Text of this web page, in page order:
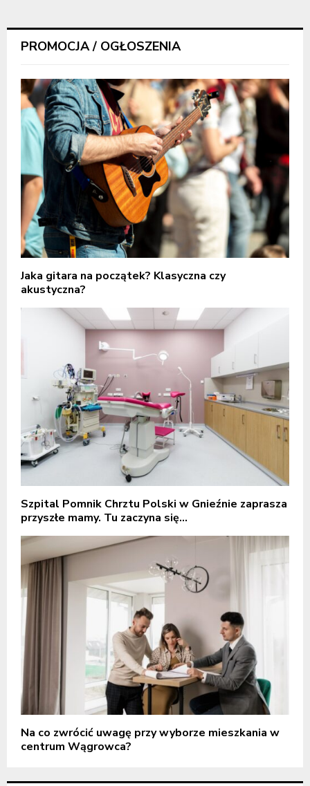
PROMOCJA / OGŁOSZENIA
Jaka gitara na początek? Klasyczna czy
akustyczna?
Szpital Pomnik Chrztu Polski w Gnieźnie zaprasza
przyszłe mamy. Tu zaczyna się...
Na co zwrócić uwagę przy wyborze mieszkania w
centrum Wągrowca?